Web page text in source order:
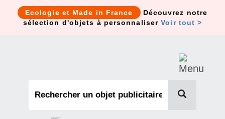
Ecologie et Made in France
Découvrez notre
sélection d'objets à personnaliserVoir tout >
Cookies management panel